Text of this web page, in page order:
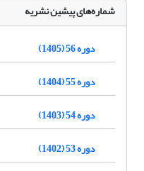
شماره‌های پیشین نشریه
دوره 56 (1405)
دوره 55 (1404)
دوره 54 (1403)
دوره 53 (1402)